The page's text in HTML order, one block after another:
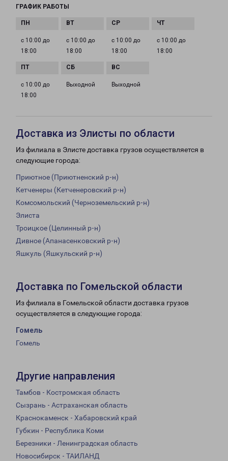
ГРАФИК РАБОТЫ
с 10:00 до
18:00
с 10:00 до
18:00
с 10:00 до
18:00
с 10:00 до
18:00
с 10:00 до
18:00
Выходной Выходной
Доставка из Элисты по области
Из филиала в Элисте доставка грузов осуществляется в
следующие города:
Приютное (Приютненский р-н)
Кетченеры (Кетченеровский р-н)
Комсомольский (Черноземельский р-н)
Элиста
Троицкое (Целинный р-н)
Дивное (Апанасенковский р-н)
Яшкуль (Яшкульский р-н)
Доставка по Гомельской области
Из филиала в Гомельской области доставка грузов
осуществляется в следующие города:
Гомель
Гомель
Другие направления
Тамбов - Костромская область
Сызрань - Астраханская область
Краснокаменск - Хабаровский край
Губкин - Республика Коми
Березники - Ленинградская область
Новосибирск - ТАИЛАНД